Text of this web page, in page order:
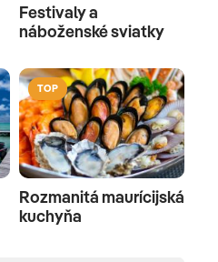
Festivaly a
náboženské sviatky
TOP
Rozmanitá maurícijská
kuchyňa